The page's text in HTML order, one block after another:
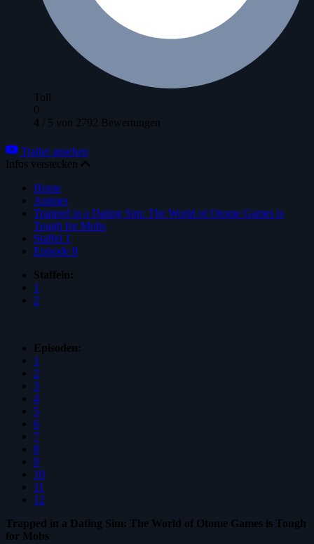
Toll
0
4 / 5 von 2792 Bewertungen
Trailer ansehen
Infos verstecken
Home
Animes
Trapped in a Dating Sim: The World of Otome Games is
Tough for Mobs
Staffel 1
Episode 8
Staffeln:
1
2
Episoden:
1
2
3
4
5
6
7
8
9
10
11
12
Trapped in a Dating Sim: The World of Otome Games is Tough
for Mobs